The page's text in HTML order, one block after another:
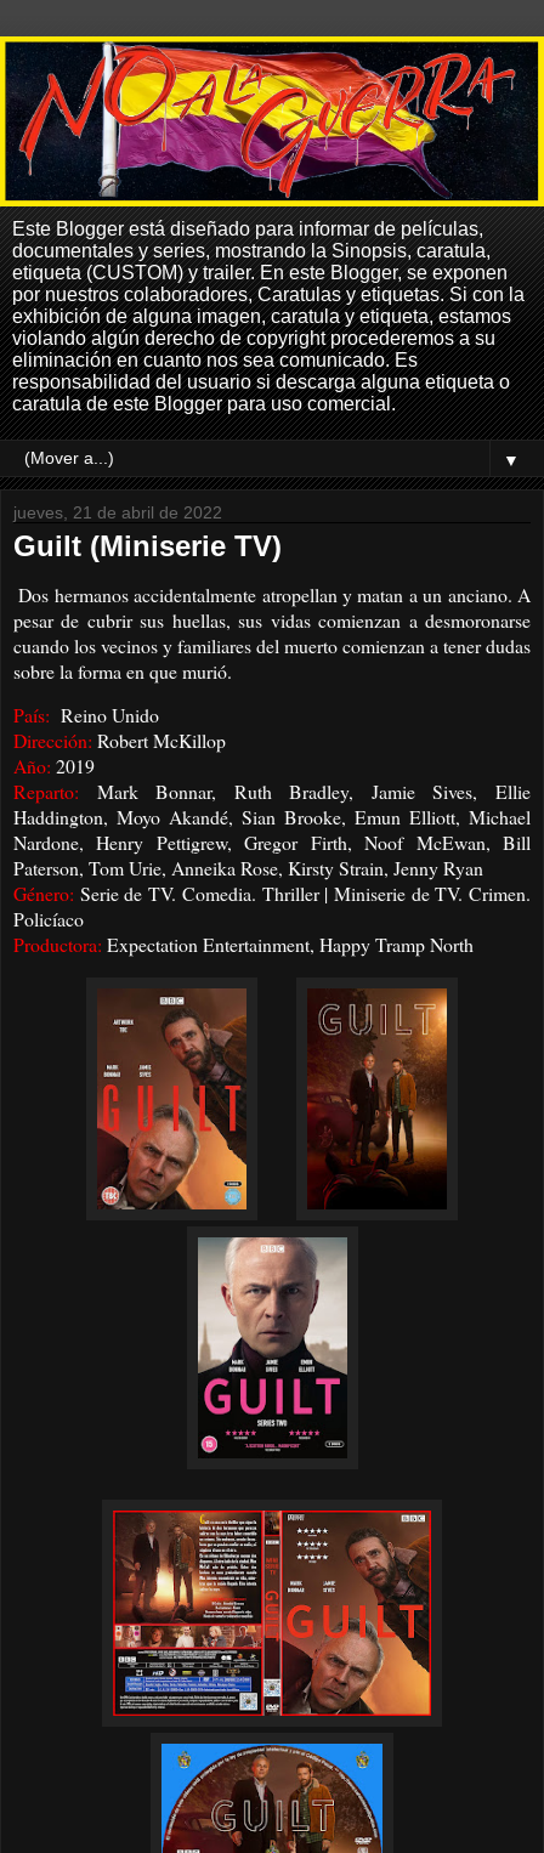
Este Blogger está diseñado para informar de películas,
documentales y series, mostrando la Sinopsis, caratula,
etiqueta (CUSTOM) y trailer. En este Blogger, se exponen
por nuestros colaboradores, Caratulas y etiquetas. Si con la
exhibición de alguna imagen, caratula y etiqueta, estamos
violando algún derecho de copyright procederemos a su
eliminación en cuanto nos sea comunicado. Es
responsabilidad del usuario si descarga alguna etiqueta o
caratula de este Blogger para uso comercial.
▼
jueves, 21 de abril de 2022
Guilt (Miniserie TV)
Dos hermanos accidentalmente atropellan y matan a un anciano. A
pesar de cubrir sus huellas, sus vidas comienzan a desmoronarse
cuando los vecinos y familiares del muerto comienzan a tener dudas
sobre la forma en que murió.
País: Reino Unido
Dirección: Robert McKillop
Año: 2019
Reparto: Mark Bonnar, Ruth Bradley, Jamie Sives, Ellie
Haddington, Moyo Akandé, Sian Brooke, Emun Elliott, Michael
Nardone, Henry Pettigrew, Gregor Firth, Noof McEwan, Bill
Paterson, Tom Urie, Anneika Rose, Kirsty Strain, Jenny Ryan
Género: Serie de TV. Comedia. Thriller | Miniserie de TV. Crimen.
Policíaco
Productora: Expectation Entertainment, Happy Tramp North